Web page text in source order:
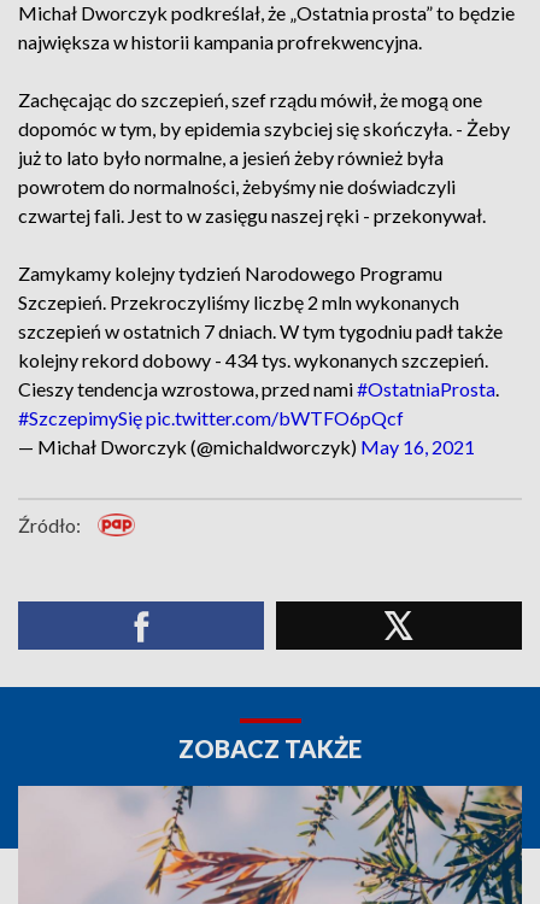
Michał Dworczyk podkreślał, że „Ostatnia prosta” to będzie
największa w historii kampania profrekwencyjna.
Zachęcając do szczepień, szef rządu mówił, że mogą one
dopomóc w tym, by epidemia szybciej się skończyła. - Żeby
już to lato było normalne, a jesień żeby również była
powrotem do normalności, żebyśmy nie doświadczyli
czwartej fali. Jest to w zasięgu naszej ręki - przekonywał.
Zamykamy kolejny tydzień Narodowego Programu
Szczepień. Przekroczyliśmy liczbę 2 mln wykonanych
szczepień w ostatnich 7 dniach. W tym tygodniu padł także
kolejny rekord dobowy - 434 tys. wykonanych szczepień.
Cieszy tendencja wzrostowa, przed nami#OstatniaProsta.
#SzczepimySiępic.twitter.com/bWTFO6pQcf
— Michał Dworczyk (@michaldworczyk) May 16, 2021
Źródło:
ZOBACZ TAKŻE